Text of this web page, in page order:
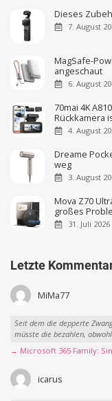
Dieses
7. August
MagSafe-
angeschaut
6. August
70mai 4K
Rückkamera
4. August
Dreame
weg
3. August
Mova Z70
großes
31. Juli 2026
Letzte
MiMa77
Seit dem die depperte
müsste die bezahlen,
→ Microsoft 365 Family:
icarus